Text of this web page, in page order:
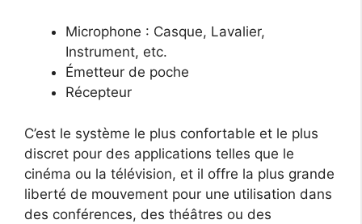
Microphone : Casque, Lavalier,
Instrument, etc.
Émetteur de poche
Récepteur
C’est le système le plus confortable et le plus
discret pour des applications telles que le
cinéma ou la télévision, et il offre la plus grande
liberté de mouvement pour une utilisation dans
des conférences, des théâtres ou des